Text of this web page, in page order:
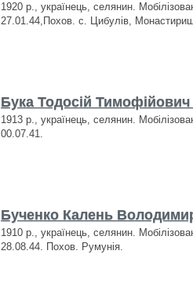
1920 р., українець, селянин.
27.01.44,Похов. с. Цибулів,
Бука Тодосій Тимофійович
1913 р., українець, селянин.
00.07.41.
Бученко Калень
1910 р., українець, селянин.
28.08.44. Похов. Румунія.